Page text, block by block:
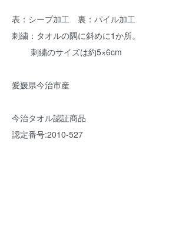
表：シープ加工 裏：パイル加工
刺繍：タオルの隅に斜めに1か所。
刺繍のサイズは約5×6cm
愛媛県今治市産
今治タオル認証商品
認定番号:2010-527